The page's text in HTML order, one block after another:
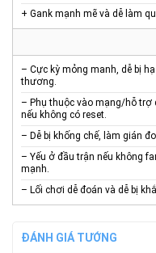
+ Gank mạnh mẽ và dễ làm
– Cực kỳ mỏng manh, dễ bị
thương.
– Phụ thuộc vào mạng/hỗ trợ
nếu không có reset.
– Dễ bị khống chế, làm gián
– Yếu ở đầu trận nếu không
mạnh.
– Lối chơi dễ đoán và dễ bị
ĐÁNH GIÁ TƯỚNG